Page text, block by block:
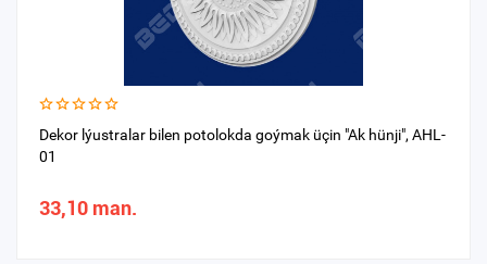
Dekor lýustralar bilen potolokda goýmak üçin "Ak hünji", AHL-
01
33,10 man.